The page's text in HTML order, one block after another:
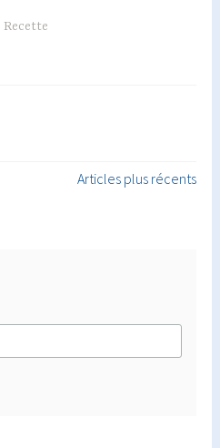
Recette
Articles plus récents